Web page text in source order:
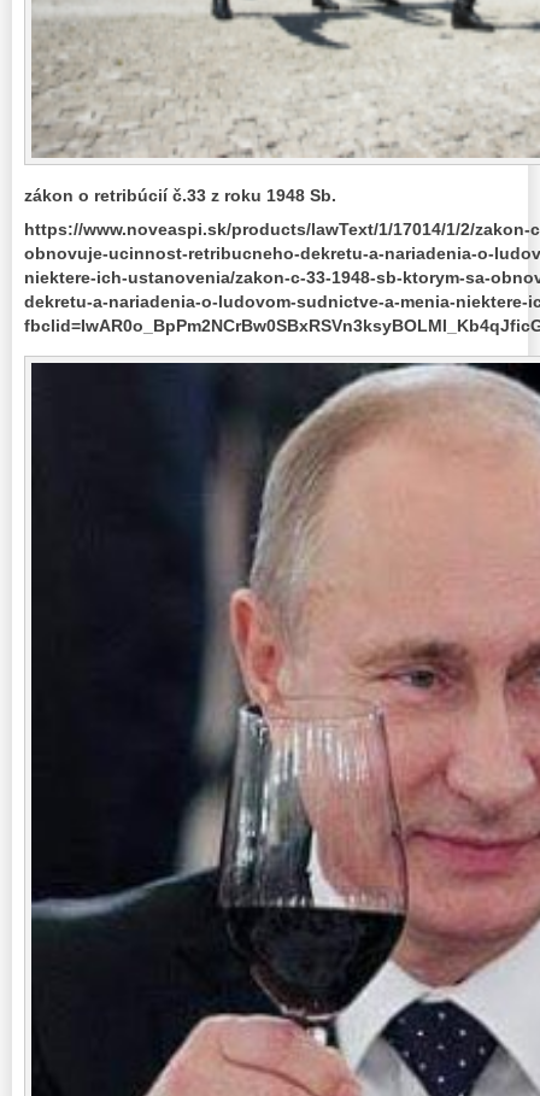
zákon o retribúcií č.33 z roku 1948 Sb.
https://www.noveaspi.sk/products/lawText/1/17014/1/2/zakon-
obnovuje-ucinnost-retribucneho-dekretu-a-nariadenia-o-
niektere-ich-ustanovenia/zakon-c-33-1948-sb-ktorym-sa-
dekretu-a-nariadenia-o-ludovom-sudnictve-a-menia-niektere-